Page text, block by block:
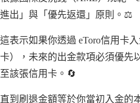
進出」與「優先返還」原則。⚖️
這表示如果你透過 eToro信用卡入
卡），未來的出金款項必須優先
至該張信用卡。🔄
直到刷退金額等於你當初入金的